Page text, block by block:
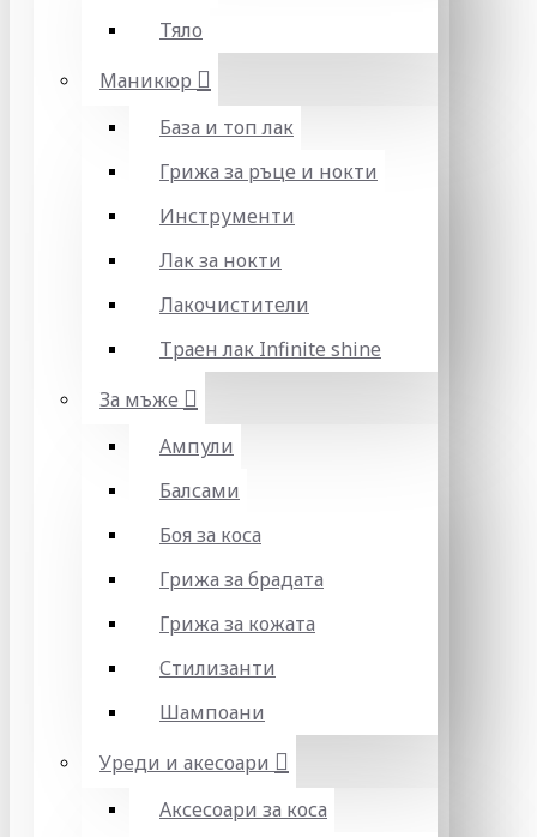
Тяло
Маникюр
База и топ лак
Грижа за ръце и нокти
Инструменти
Лак за нокти
Лакочистители
Траен лак Infinite shine
За мъже
Ампули
Балсами
Боя за коса
Грижа за брадата
Грижа за кожата
Стилизанти
Шампоани
Уреди и акесоари
Аксесоари за коса